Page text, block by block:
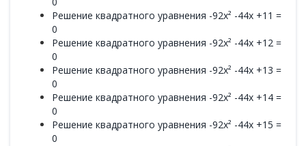
Решение квадратного уравнения -92x² -44x +11 =
0
Решение квадратного уравнения -92x² -44x +12 =
0
Решение квадратного уравнения -92x² -44x +13 =
0
Решение квадратного уравнения -92x² -44x +14 =
0
Решение квадратного уравнения -92x² -44x +15 =
0